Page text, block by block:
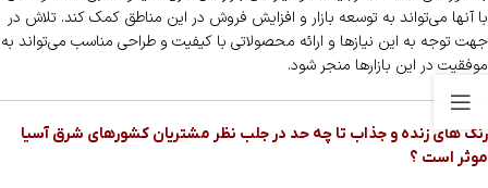
با آنها می‌تواند به توسعه بازار و افزایش فروش در این مناطق کمک کند. تلاش در
جهت توجه به این نیازها و ارائه محصولاتی با کیفیت و طراحی مناسب می‌تواند به
موفقیت در این بازارها منجر شود.
رنگ های زنده و جذاب تا چه حد در جلب نظر مشتریان کشورهای شرق آسیا
موثر است ؟